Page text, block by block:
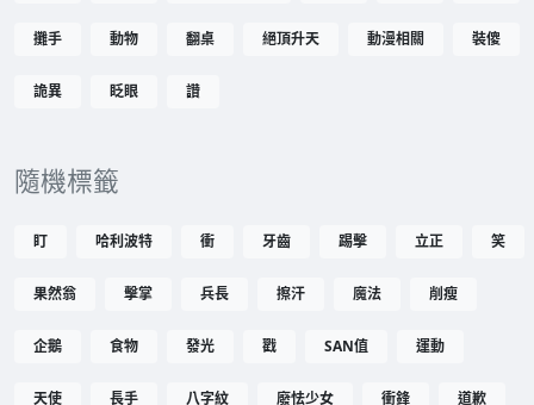
攤手 動物 翻桌 絕頂升天 動漫相關 裝傻
詭異 眨眼 讚
隨機標籤
盯 哈利波特 衝 牙齒 踢擊 立正 笑
果然翁 擊掌 兵長 擦汗 魔法 削瘦
企鵝 食物 發光 戳 SAN值 運動
天使 長手 八字紋 廢怯少女 衝鋒 道歉